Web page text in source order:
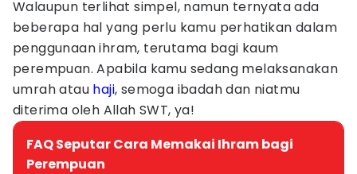
Walaupun terlihat simpel, namun ternyata ada
beberapa hal yang perlu kamu perhatikan dalam
penggunaan ihram, terutama bagi kaum
perempuan. Apabila kamu sedang melaksanakan
umrah atau haji, semoga ibadah dan niatmu
diterima oleh Allah SWT, ya!
FAQ Seputar Cara Memakai Ihram bagi
Perempuan